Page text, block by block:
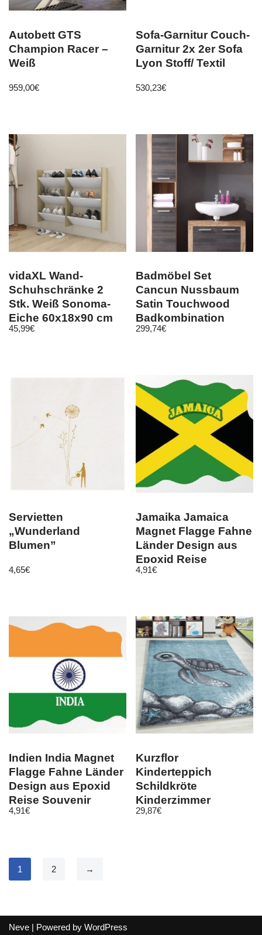
Autobett GTS
Champion Racer –
Weiß
959,00€
Sofa-Garnitur Couch-
Garnitur 2x 2er Sofa
Lyon Stoff/ Textil
530,23€
vidaXL Wand-
Schuhschränke 2
Stk. Weiß Sonoma-
Eiche 60x18x90 cm
45,99€
Badmöbel Set
Cancun Nussbaum
Satin Touchwood
Badkombination
Badezimmer
299,74€
Servietten
„Wunderland
Blumen”
4,65€
Jamaika Jamaica
Magnet Flagge Fahne
Länder Design aus
Epoxid Reise
Souvenir
4,91€
Indien India Magnet
Flagge Fahne Länder
Design aus Epoxid
Reise Souvenir
4,91€
Kurzflor
Kinderteppich
Schildkröte
Kinderzimmer
Teppich Soft Grau
29,87€
1 2 →
Neve | Powered by WordPress